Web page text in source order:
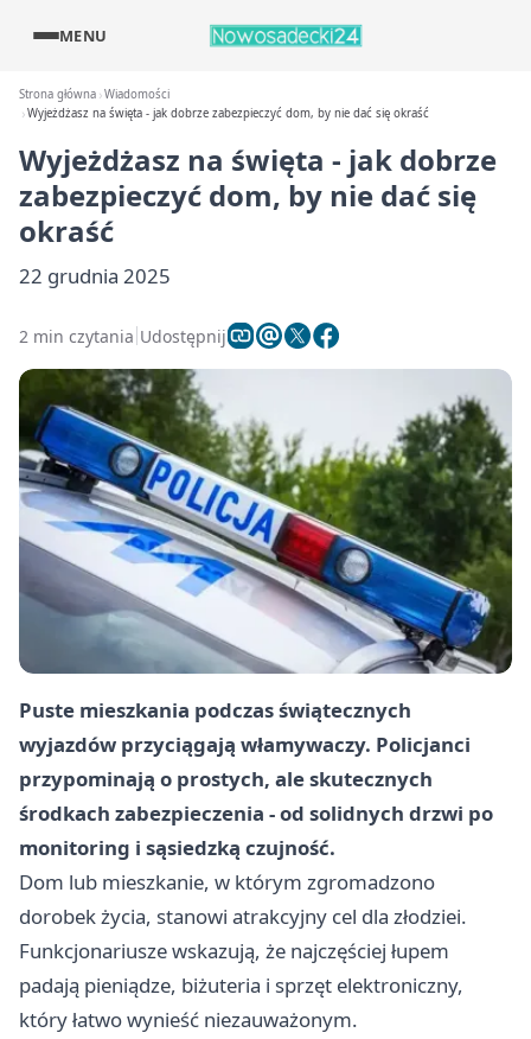
MENU
Strona główna Wiadomości
Wyjeżdżasz na święta - jak dobrze zabezpieczyć dom, by nie dać się okraść
Wyjeżdżasz na święta - jak dobrze
zabezpieczyć dom, by nie dać się
okraść
22 grudnia 2025
2 min czytania Udostępnij
Puste mieszkania podczas świątecznych
wyjazdów przyciągają włamywaczy. Policjanci
przypominają o prostych, ale skutecznych
środkach zabezpieczenia - od solidnych drzwi po
monitoring i sąsiedzką czujność.
Dom lub mieszkanie, w którym zgromadzono
dorobek życia, stanowi atrakcyjny cel dla złodziei.
Funkcjonariusze wskazują, że najczęściej łupem
padają pieniądze, biżuteria i sprzęt elektroniczny,
który łatwo wynieść niezauważonym.